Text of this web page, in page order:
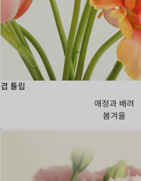
겹 튤립
애정과 배려
봄겨울